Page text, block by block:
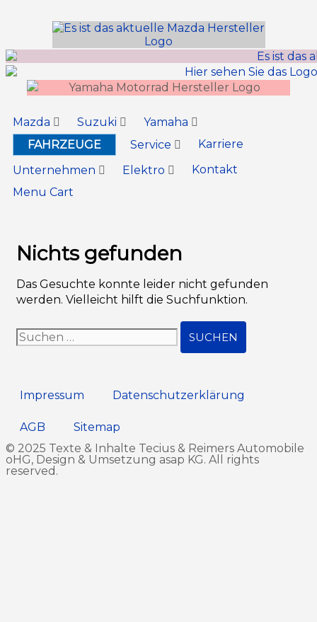
springen
Mazda Suzuki
Yamaha
FAHRZEUGE
Service
Karriere
Unternehmen
Elektro
Kontakt
Menu Cart
Nichts gefunden
Das Gesuchte konnte leider nicht gefunden
werden. Vielleicht hilft die Suchfunktion.
Impressum Datenschutz­erklärung
AGB
Sitemap
© 2025 Texte & Inhalte Tecius & Reimers Automobile
oHG, Design & Umsetzung asap KG. All rights
reserved.